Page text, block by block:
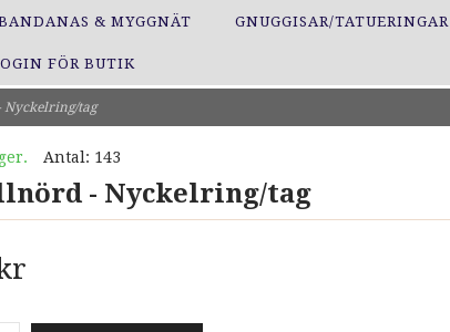
& MYGGNÄT GNUGGISAR/TATUERINGAR
FÖR BUTIK
Nyckelring/tag
Antal: 143
- Nyckelring/tag